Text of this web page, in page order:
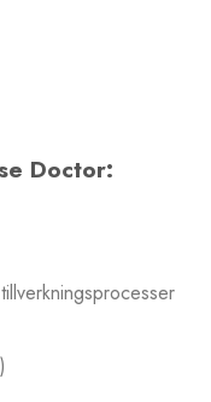
Doctor: